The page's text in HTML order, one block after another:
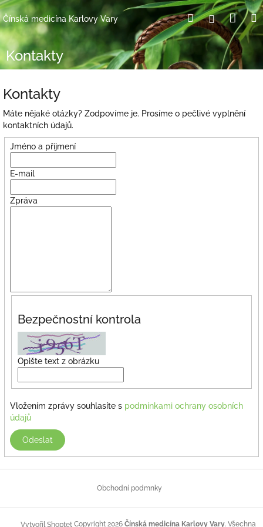
Přejít
na
obsah
Čínská medicína Karlovy Vary HledatPřihlášení
Kontakty
Kontakty
Máte nějaké otázky? Zodpovíme je. Prosíme o pečlivé vyplnění
kontaktních údajů.
Jméno a příjmení
E-mail
Zpráva
Bezpečnostní kontrola
Opište text z obrázku
Vložením zprávy souhlasíte s podmínkami ochrany osobních
údajů
Odeslat
Obchodní podmnky
Vytvořil Shoptet Copyright 2026Čínská medicína Karlovy Vary. Všechna